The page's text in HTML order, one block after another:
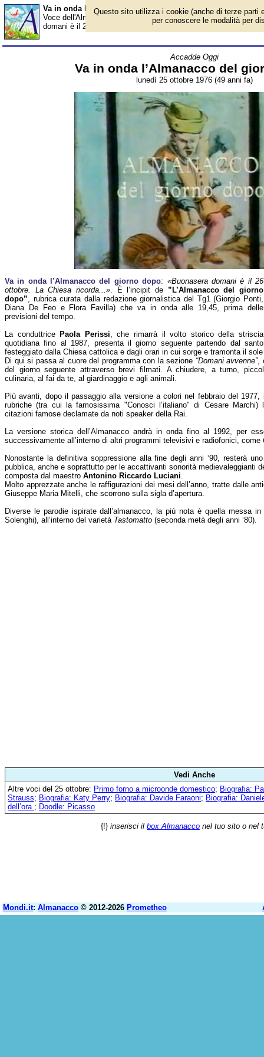
Va in onda l’Almanacco del giorno dopo - Almanacco
Voce dell'Almanacco del 25 ottobre, per la rubrica 'Accadde
domani è il 26 ottobre. La Chiesa ricorda...». È l’incipit de
Accadde Oggi
Va in onda l’Almanacco del
lunedì 25 ottobre 1976 (49 anni fa)
Va in onda l’Almanacco del giorno dopo: «Buonasera domani è il 26
ottobre. La Chiesa ricorda...». È l’incipit de ”L’Almanacco del giorno
dopo”, rubrica curata dalla redazione giornalistica del Tg1 (Giorgio Ponti,
Diana De Feo e Flora Favilla) che va in onda alle 19,45, prima delle
previsioni del tempo.
La conduttrice Paola Perissi, che rimarrà il volto storico della striscia
quotidiana fino al 1987, presenta il giorno seguente partendo dal santo
festeggiato dalla Chiesa cattolica e dagli orari in cui sorge e tramonta il
Di qui si passa al cuore del programma con la sezione “Domani avvenne”,
del giorno seguente attraverso brevi filmati. A chiudere, a turno,
culinaria, al fai da te, al giardinaggio e agli animali.
Più avanti, dopo il passaggio alla versione a colori nel febbraio del
rubriche (tra cui la famosissima "Conosci l’italiano" di Cesare
citazioni famose declamate da noti speaker della Rai.
La versione storica dell’Almanacco andrà in onda fino al 1992, per
successivamente all’interno di altri programmi televisivi e radiofonici, come
Nonostante la definitiva soppressione alla fine degli anni ‘90, resterà
pubblica, anche e soprattutto per le accattivanti sonorità medievaleggianti
composta dal maestro Antonino Riccardo Luciani.
Molto apprezzate anche le raffigurazioni dei mesi dell’anno, tratte dalle
Giuseppe Maria Mitelli, che scorrono sulla sigla d’apertura.
Diverse le parodie ispirate dall’almanacco, la più nota è quella messa
Solenghi), all’interno del varietà Tastomatto (seconda metà degli anni ‘80).
Vedi Anche
Altre voci del 25 ottobre: Primo forno a microonde domestico; Biografia:
Strauss; Biografia: Katy Perry; Biografia: Davide Faraoni; Biografia:
dell’ora ; Doodle: Picasso
{!} inserisci il box Almanacco nel tuo sito o nel
Mondi.it: Almanacco © 2012-2026 Prometheo
Questo sito utilizza i cookie (anche di terze parti
per conoscere le modalità per